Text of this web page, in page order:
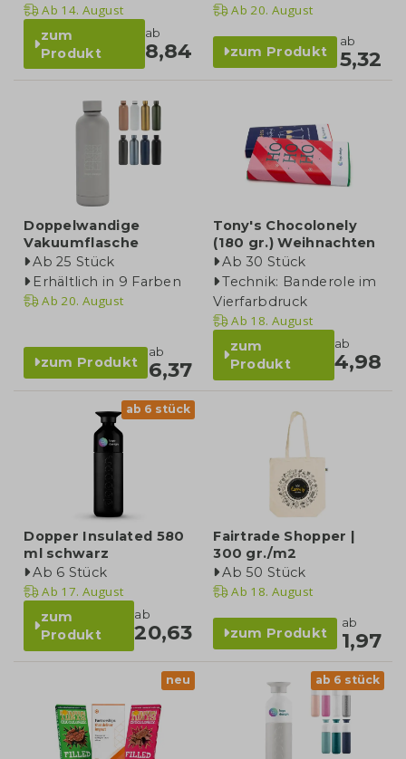
Ab 14. August
zum
Produkt
ab
8,84
Ab 20. August
zum Produkt
ab
5,32
Doppelwandige
Vakuumflasche
Ab 25 Stück
Erhältlich in 9 Farben
Ab 20. August
zum Produkt
ab
6,37
Tony's Chocolonely
(180 gr.) Weihnachten
Ab 30 Stück
Technik: Banderole im
Vierfarbdruck
Ab 18. August
zum
Produkt
ab
4,98
ab 6 stück
Dopper Insulated 580
ml schwarz
Ab 6 Stück
Ab 17. August
zum
Produkt
ab
20,63
Fairtrade Shopper |
300 gr./m2
Ab 50 Stück
Ab 18. August
zum Produkt
ab
1,97
neu ab 6 stück